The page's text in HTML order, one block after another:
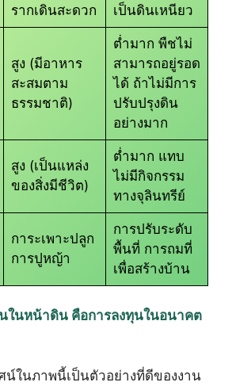
รากเดินสะดวก
เป็นดินเหนียว
สูง (มีอาหาร
สะสมตาม
ธรรมชาติ)
ต่ำมาก พืชไม่
สามารถอยู่รอด
ได้ ถ้าไม่มีการ
ปรับปรุงดิน
อย่างมาก
สูง (เป็นแหล่ง
ของสิ่งมีชีวิต)
ต่ำมาก แทบ
ไม่มีกิจกรรม
ทางจุลินทรีย์
การะเพาะปลูก
การปูหญ้า
การปรับระดับ
พื้นที่ การถมที่
เพื่อสร้างบ้าน
ในหน้าดิน คือการลงทุนในอนาคต
น์ในภาพนี้เป็นตัวอย่างที่ดีของงาน